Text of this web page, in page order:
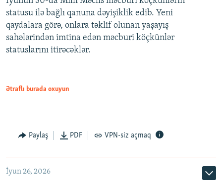
Auto 240p 360p 480p
720p 1080p
480p
720p
statusu ilə bağlı qanuna dəyişiklik edib. Yeni
qaydalara görə, onlara təklif olunan yaşayış
sahələrindən imtina edən məcburi köçkünlər
statuslarını itirəcəklər.
Ətraflı burada oxuyun
Paylaş PDF VPN-siz açmaq
İyun 26, 2026